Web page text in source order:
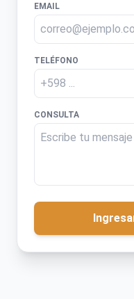
EMAIL
TELÉFONO
CONSULTA